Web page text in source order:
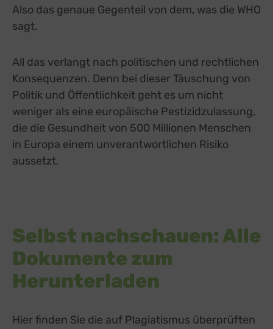
Also das genaue Gegenteil von dem, was die WHO
sagt.
All das verlangt nach politischen und rechtlichen
Konsequenzen. Denn bei dieser Täuschung von
Politik und Öffentlichkeit geht es um nicht
weniger als eine europäische Pestizidzulassung,
die die Gesundheit von 500 Millionen Menschen
in Europa einem unverantwortlichen Risiko
aussetzt.
Selbst nachschauen: Alle
Dokumente zum
Herunterladen
Hier finden Sie die auf Plagiatismus überprüften
Switch zum
Einbindung zusätzlicher Informationen
Buzzsprout
Facebook
Meta Platforms Ireland Ltd., Irland
Detailszu Facebook
Google Forms (Free)
Google Ireland Limited, Irland
zu Google Forms
Open Street Map
OpenStreetMap Foundation
Detailszu Open Street
Switch zum
Spotteron GmbH, Österreich
Detailszu Spotteron Maps
Typeform
Switch zum